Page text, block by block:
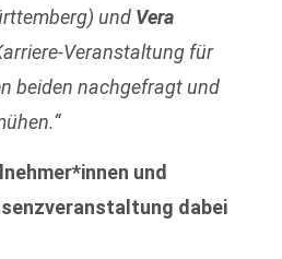
und Vera
Veranstaltung für
beiden nachgefragt und
und
dabei